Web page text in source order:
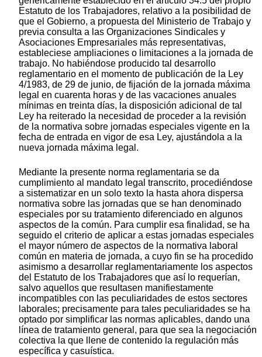
Estatuto de los Trabajadores, relativo a la posibilidad de
que el Gobierno, a propuesta del Ministerio de Trabajo y
previa consulta a las Organizaciones Sindicales y
Asociaciones Empresariales más representativas,
estableciese ampliaciones o limitaciones a la jornada de
trabajo. No habiéndose producido tal desarrollo
reglamentario en el momento de publicación de la Ley
4/1983, de 29 de junio, de fijación de la jornada máxima
legal en cuarenta horas y de las vacaciones anuales
mínimas en treinta días, la disposición adicional de tal
Ley ha reiterado la necesidad de proceder a la revisión
de la normativa sobre jornadas especiales vigente en la
fecha de entrada en vigor de esa Ley, ajustándola a la
nueva jornada máxima legal.
Mediante la presente norma reglamentaria se da
cumplimiento al mandato legal transcrito, procediéndose
a sistematizar en un solo texto la hasta ahora dispersa
normativa sobre las jornadas que se han denominado
especiales por su tratamiento diferenciado en algunos
aspectos de la común. Para cumplir esa finalidad, se ha
seguido el criterio de aplicar a estas jornadas especiales
el mayor número de aspectos de la normativa laboral
común en materia de jornada, a cuyo fin se ha procedido
asimismo a desarrollar reglamentariamente los aspectos
del Estatuto de los Trabajadores que así lo requerían,
salvo aquellos que resultasen manifiestamente
incompatibles con las peculiaridades de estos sectores
laborales; precisamente para tales peculiaridades se ha
optado por simplificar las normas aplicables, dando una
línea de tratamiento general, para que sea la negociación
colectiva la que llene de contenido la regulación más
específica y casuística.